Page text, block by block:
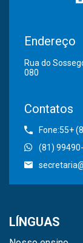
Endereço
Rua do
080
Contatos
Fone:55+
(81)
LÍNGUAS